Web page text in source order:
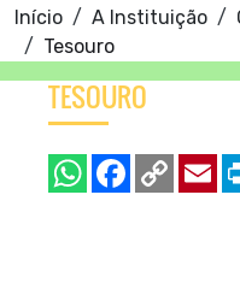
Início A Instituição
Tesouro
TESOURO